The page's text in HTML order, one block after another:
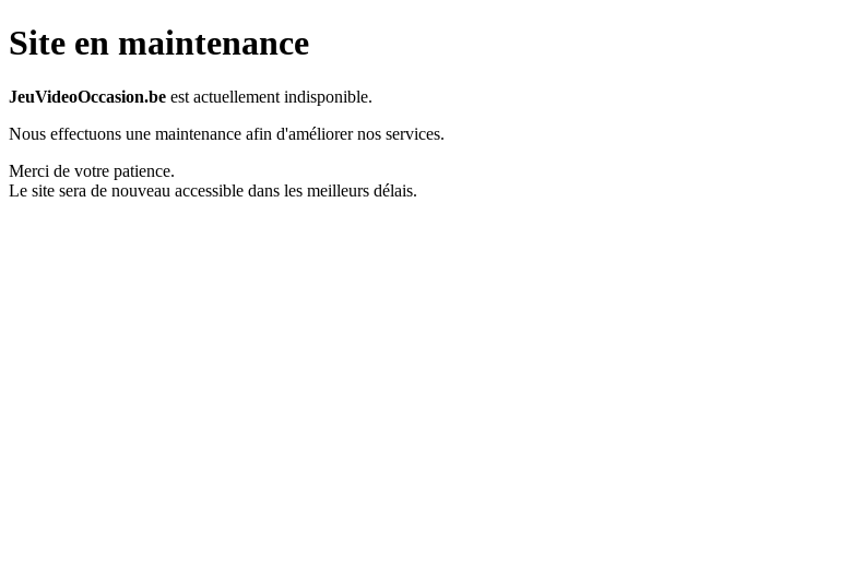
Site en maintenance
JeuVideoOccasion.be est actuellement indisponible.
Nous effectuons une maintenance afin d'améliorer nos services.
Merci de votre patience.
Le site sera de nouveau accessible dans les meilleurs délais.